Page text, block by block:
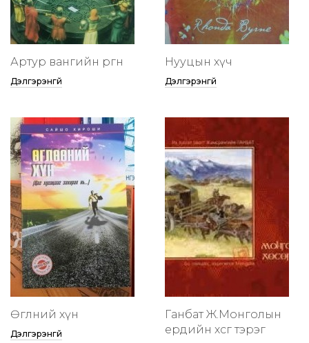
Артур вангийн өргөөнөө
Дэлгэрэнгүй
Нууцын хүч
Дэлгэрэнгүй
Өглөөний хүн
Дэлгэрэнгүй
Ганбат Ж.Монголын
ердийн хөсөг тэрэг